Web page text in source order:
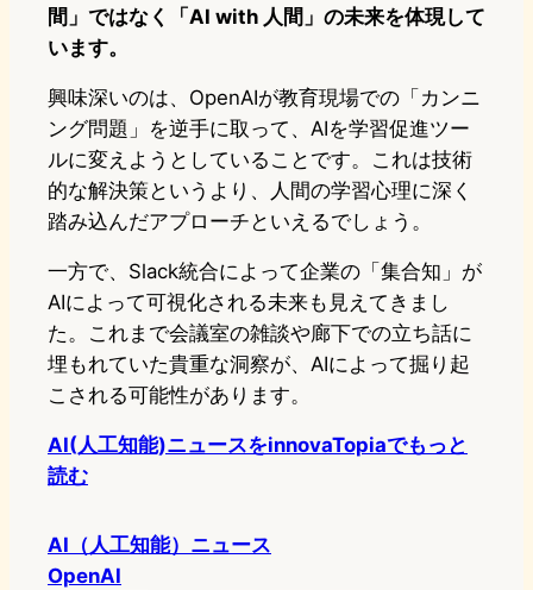
間」ではなく「AI with 人間」の未来を体現して
います。
興味深いのは、OpenAIが教育現場での「カンニ
ング問題」を逆手に取って、AIを学習促進ツー
ルに変えようとしていることです。これは技術
的な解決策というより、人間の学習心理に深く
踏み込んだアプローチといえるでしょう。
一方で、Slack統合によって企業の「集合知」が
AIによって可視化される未来も見えてきまし
た。これまで会議室の雑談や廊下での立ち話に
埋もれていた貴重な洞察が、AIによって掘り起
こされる可能性があります。
AI(人工知能)ニュースをinnovaTopiaでもっと
読む
AI（人工知能）ニュース
OpenAI